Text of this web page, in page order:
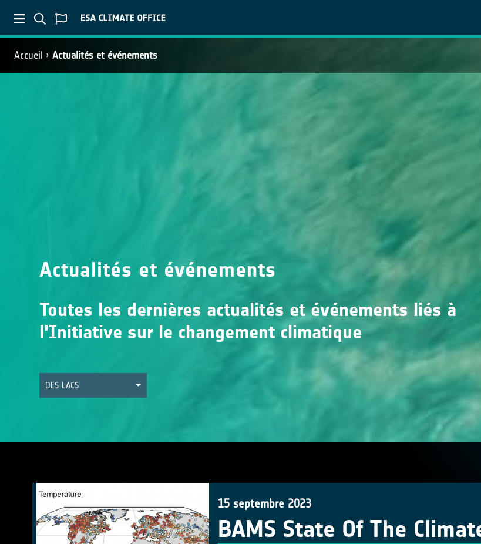
Accueil Actualités et événements
Actualités et événements
Toutes les dernières actualités et événements liés à
l'Initiative sur le changement climatique
DES LACS
15 septembre 2023
BAMS State Of The